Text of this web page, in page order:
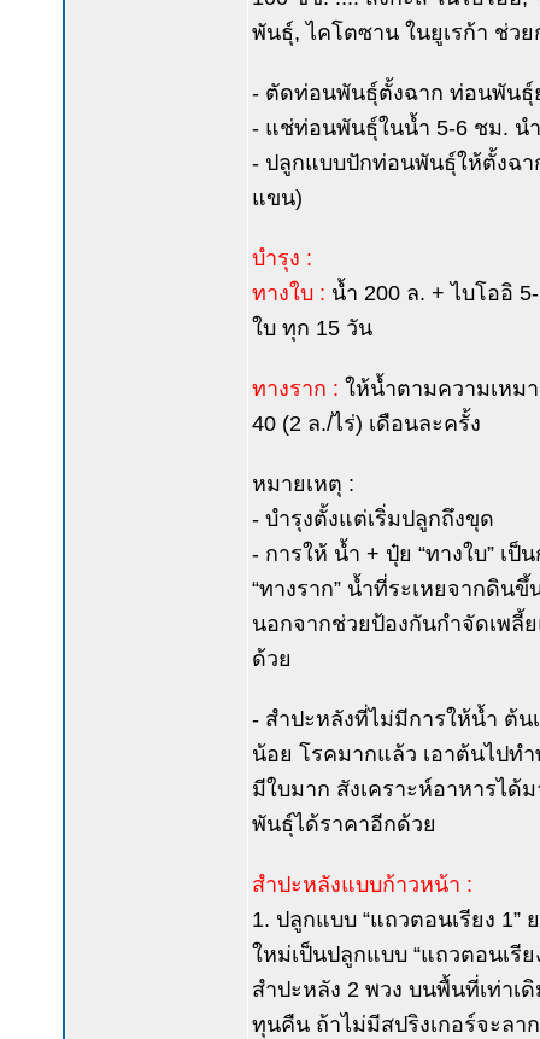
พันธุ์, ไคโตซาน ในยูเรก้า ช่ว
- ตัดท่อนพันธุ์ตั้งฉาก ท่อนพันธุ์
- แช่ท่อนพันธุ์ในน้ำ 5-6 ชม. น
- ปลูกแบบปักท่อนพันธุ์ให้ตั้งฉา
แขน)
บำรุง :
ทางใบ : น้ำ 200 ล. + ไบโออิ
ใบ ทุก 15 วัน
ทางราก : ให้น้ำตามความเหม
40 (2 ล./ไร่) เดือนละครั้ง
หมายเหตุ :
- บำรุงตั้งแต่เริ่มปลูกถึงขุด
- การให้ น้ำ + ปุ๋ย “ทางใบ” เ
“ทางราก” น้ำที่ระเหยจากดิน
นอกจากช่วยป้องกันกำจัดเพลี้
ด้วย
- สำปะหลังที่ไม่มีการให้น้ำ ต้น
น้อย โรคมากแล้ว เอาต้นไปท
มีใบมาก สังเคราะห์อาหารไ
พันธุ์ได้ราคาอีกด้วย
สำปะหลังแบบก้าวหน้า :
1. ปลูกแบบ “แถวตอนเรียง 1”
ใหม่เป็นปลูกแบบ “แถวตอนเรี
สำปะหลัง 2 พวง บนพื้นที่เท่าเ
ทุนคืน ถ้าไม่มีสปริงเกอร์จะล